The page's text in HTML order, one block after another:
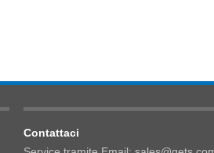
Contattaci